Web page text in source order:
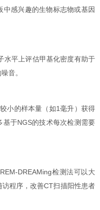
中感兴趣的生物标志物或基因
水平上评估甲基化密度有助于
音。
小的样本量（如1毫升）获得
于NGS的技术每次检测需要
REM-DREAMing检测法可以大
程序，改善CT扫描阳性患者